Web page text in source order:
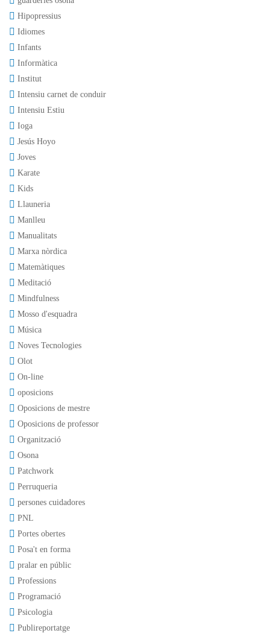
Hipopressius
Idiomes
Infants
Informàtica
Institut
Intensiu carnet de conduir
Intensiu Estiu
Ioga
Jesús Hoyo
Joves
Karate
Kids
Llauneria
Manlleu
Manualitats
Marxa nòrdica
Matemàtiques
Meditació
Mindfulness
Mosso d'esquadra
Música
Noves Tecnologies
Olot
On-line
oposicions
Oposicions de mestre
Oposicions de professor
Organització
Osona
Patchwork
Perruqueria
persones cuidadores
PNL
Portes obertes
Posa't en forma
pralar en públic
Professions
Programació
Psicologia
Publireportatge